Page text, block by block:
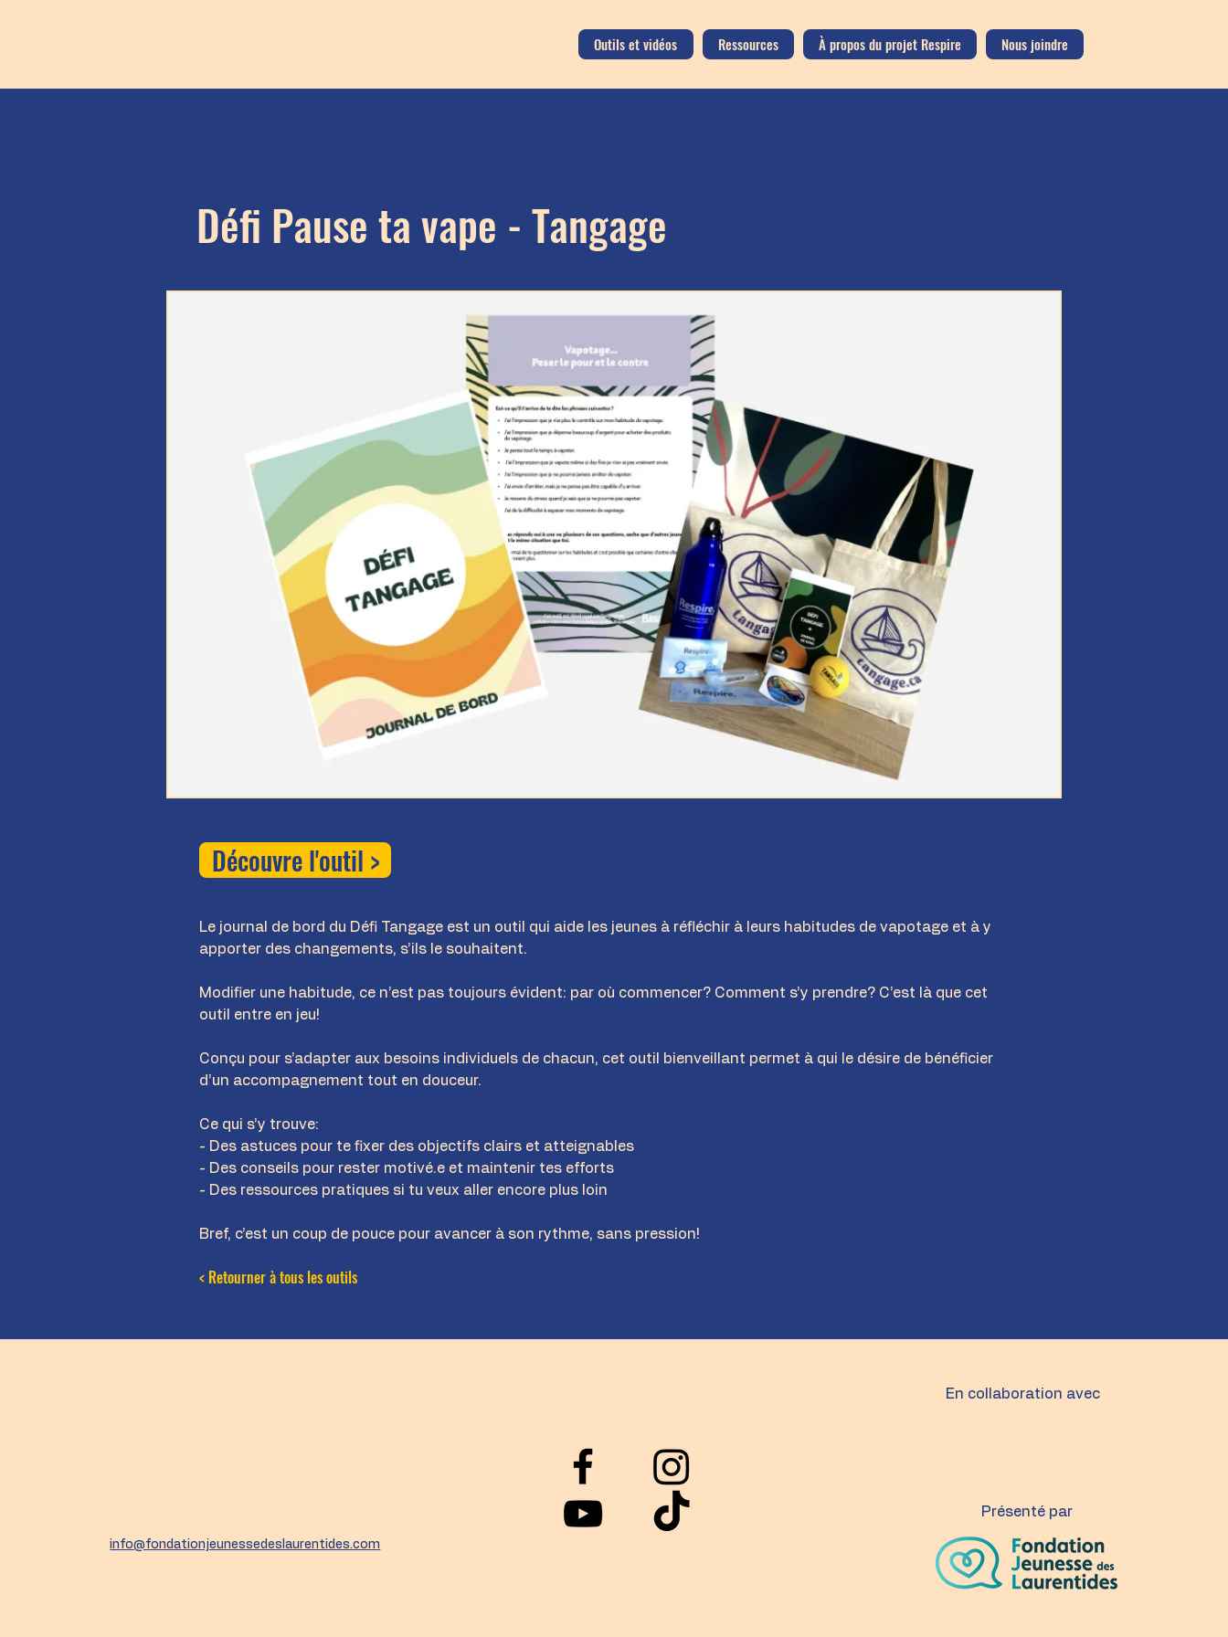
Outils et vidéos Ressources À propos du projet Respire Nous joindre
Défi Pause ta vape - Tangage
Découvre l'outil >
Le journal de bord du Défi Tangage est un outil qui aide les jeunes à réfléchir à leurs habitudes de vapotage et à y
apporter des changements, s’ils le souhaitent.
Modifier une habitude, ce n’est pas toujours évident: par où commencer? Comment s’y prendre? C’est là que cet
outil entre en jeu!
Conçu pour s’adapter aux besoins individuels de chacun, cet outil bienveillant permet à qui le désire de bénéficier
d’un accompagnement tout en douceur.
Ce qui s’y trouve:
- Des astuces pour te fixer des objectifs clairs et atteignables
- Des conseils pour rester motivé.e et maintenir tes efforts
- Des ressources pratiques si tu veux aller encore plus loin
Bref, c’est un coup de pouce pour avancer à son rythme, sans pression!
< Retourner à tous les outils
info@fondationjeunessedeslaurentides.com
En collaboration avec
Présenté par